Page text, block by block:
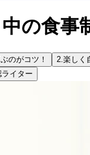
の食事
のがコツ！ 2.楽しく
イター